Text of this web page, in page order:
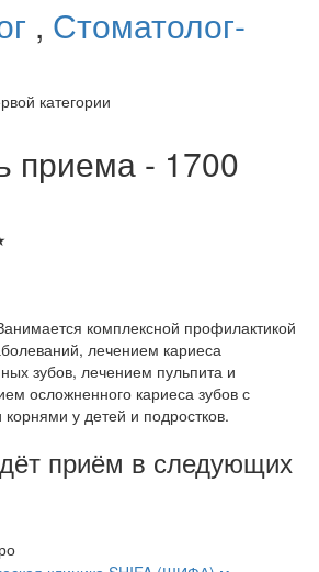
, Стоматолог-
категории
приема - 1700
комплексной профилактикой
лечением кариеса
зубов, лечением пульпита и
осложненного кариеса зубов с
у детей и подростков.
приём в следующих